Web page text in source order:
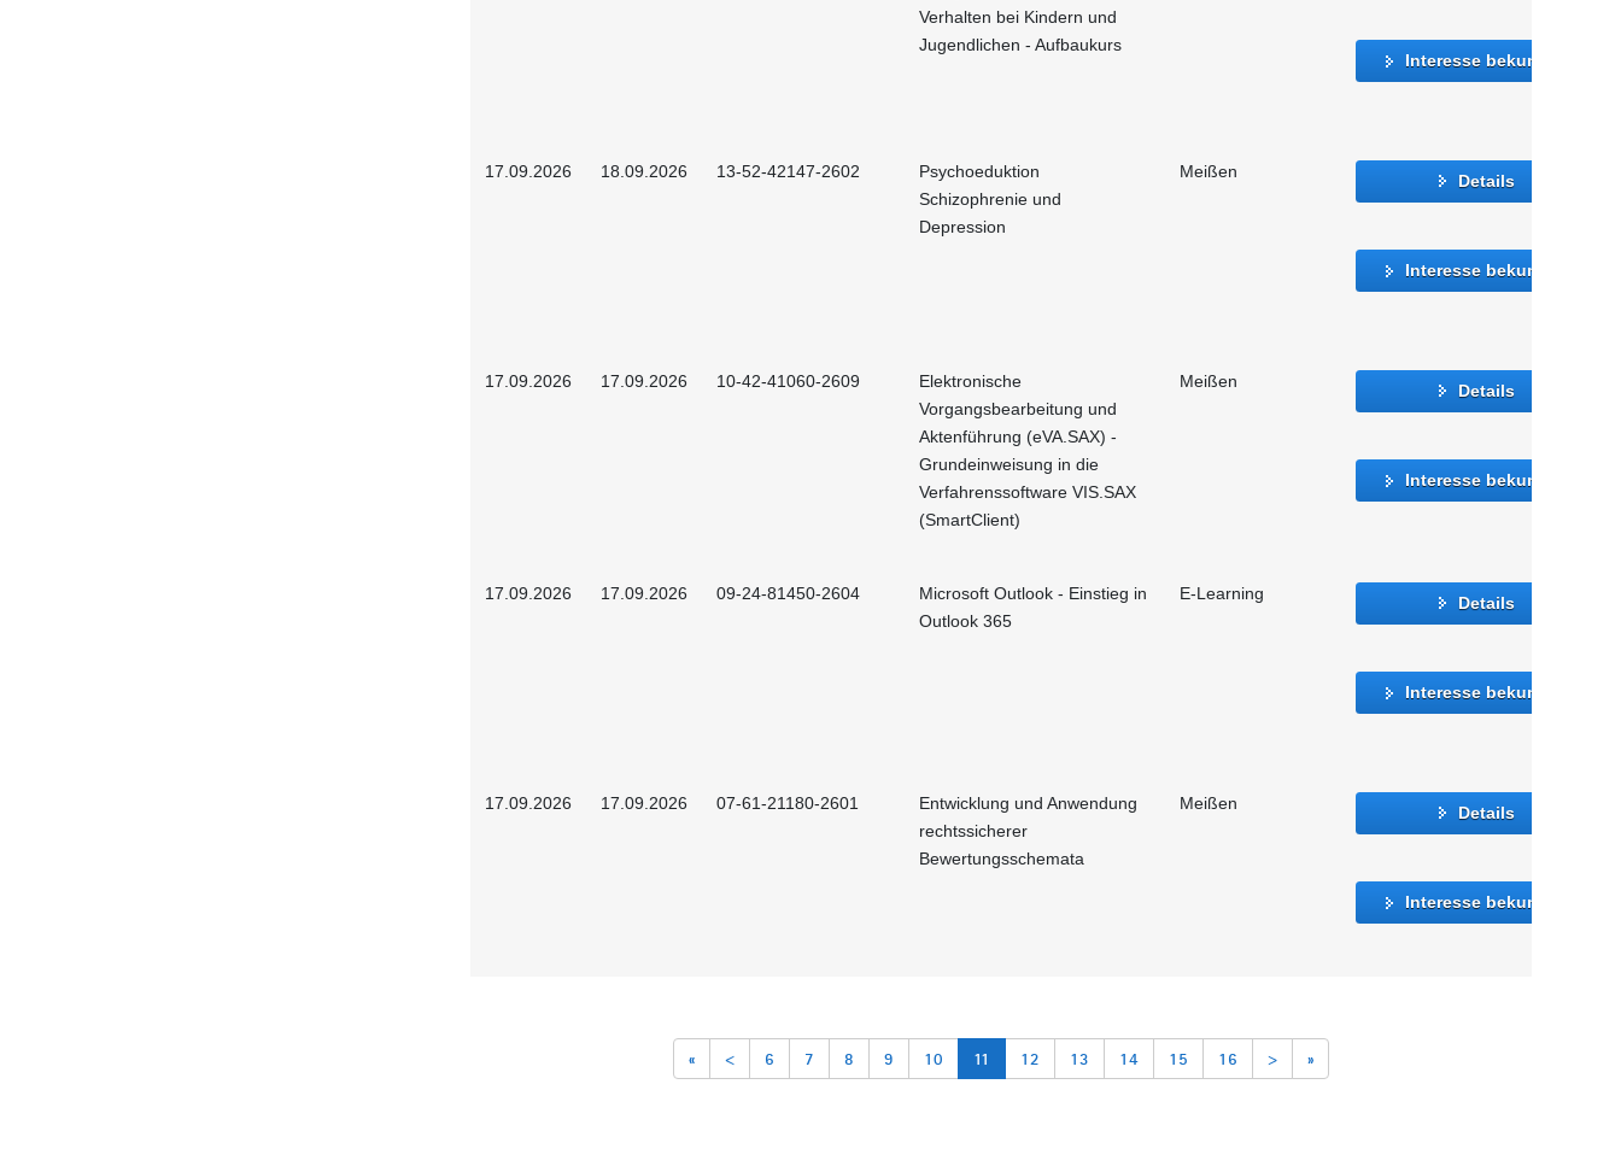
Verhalten bei Kindern und
Jugendlichen - Aufbaukurs
Interesse bekunden
17.09.2026 18.09.2026 13-52-42147-2602
Psychoeduktion
Schizophrenie und
Depression
Meißen Details
Interesse bekunden
17.09.2026 17.09.2026 10-42-41060-2609
Elektronische
Vorgangsbearbeitung und
Aktenführung (eVA.SAX) -
Grundeinweisung in die
Verfahrenssoftware VIS.SAX
(SmartClient)
Meißen Details
Interesse bekunden
17.09.2026 17.09.2026 09-24-81450-2604
Microsoft Outlook - Einstieg in
Outlook 365
E-Learning Details
Interesse bekunden
17.09.2026 17.09.2026 07-61-21180-2601
Entwicklung und Anwendung
rechtssicherer
Bewertungsschemata
Meißen Details
Interesse bekunden
« < 6 7 8 9 10 11 12 13 14 15 16 > »